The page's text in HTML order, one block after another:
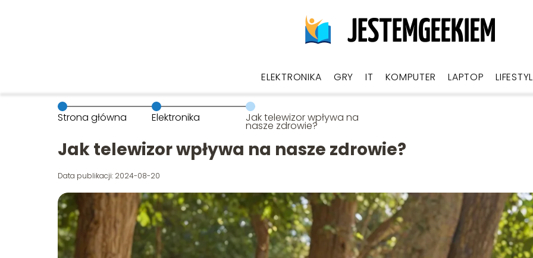
ELEKTRONIKA GRY IT KOMPUTER LAPTOP
Strona główna Elektronika Jak telewizor wpływa na
nasze zdrowie?
Jak telewizor wpływa na nasze zdrowie?
Data publikacji: 2024-08-20